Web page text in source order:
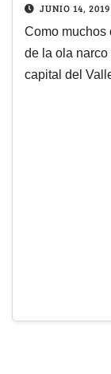
JUNIO 14, 2019
Como muchos
de la ola
capital del